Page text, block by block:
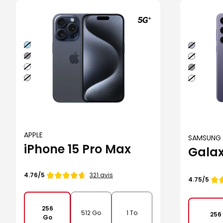
Bleu
Noir
Blanc
Naturel
APPLE
iPhone 15 Pro Max
Note
4.76/5 321 avis
256
Go
512 Go 1 To
Indigo
Argent
Noir
Creme
SAMSUNG
Note
4.75/5